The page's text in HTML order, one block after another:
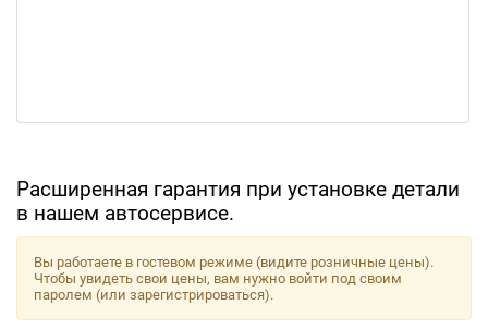
Расширенная гарантия при установке детали
в нашем автосервисе.
Вы работаете в гостевом режиме (видите розничные цены).
Чтобы увидеть свои цены, вам нужно войти под своим
паролем (или зарегистрироваться).